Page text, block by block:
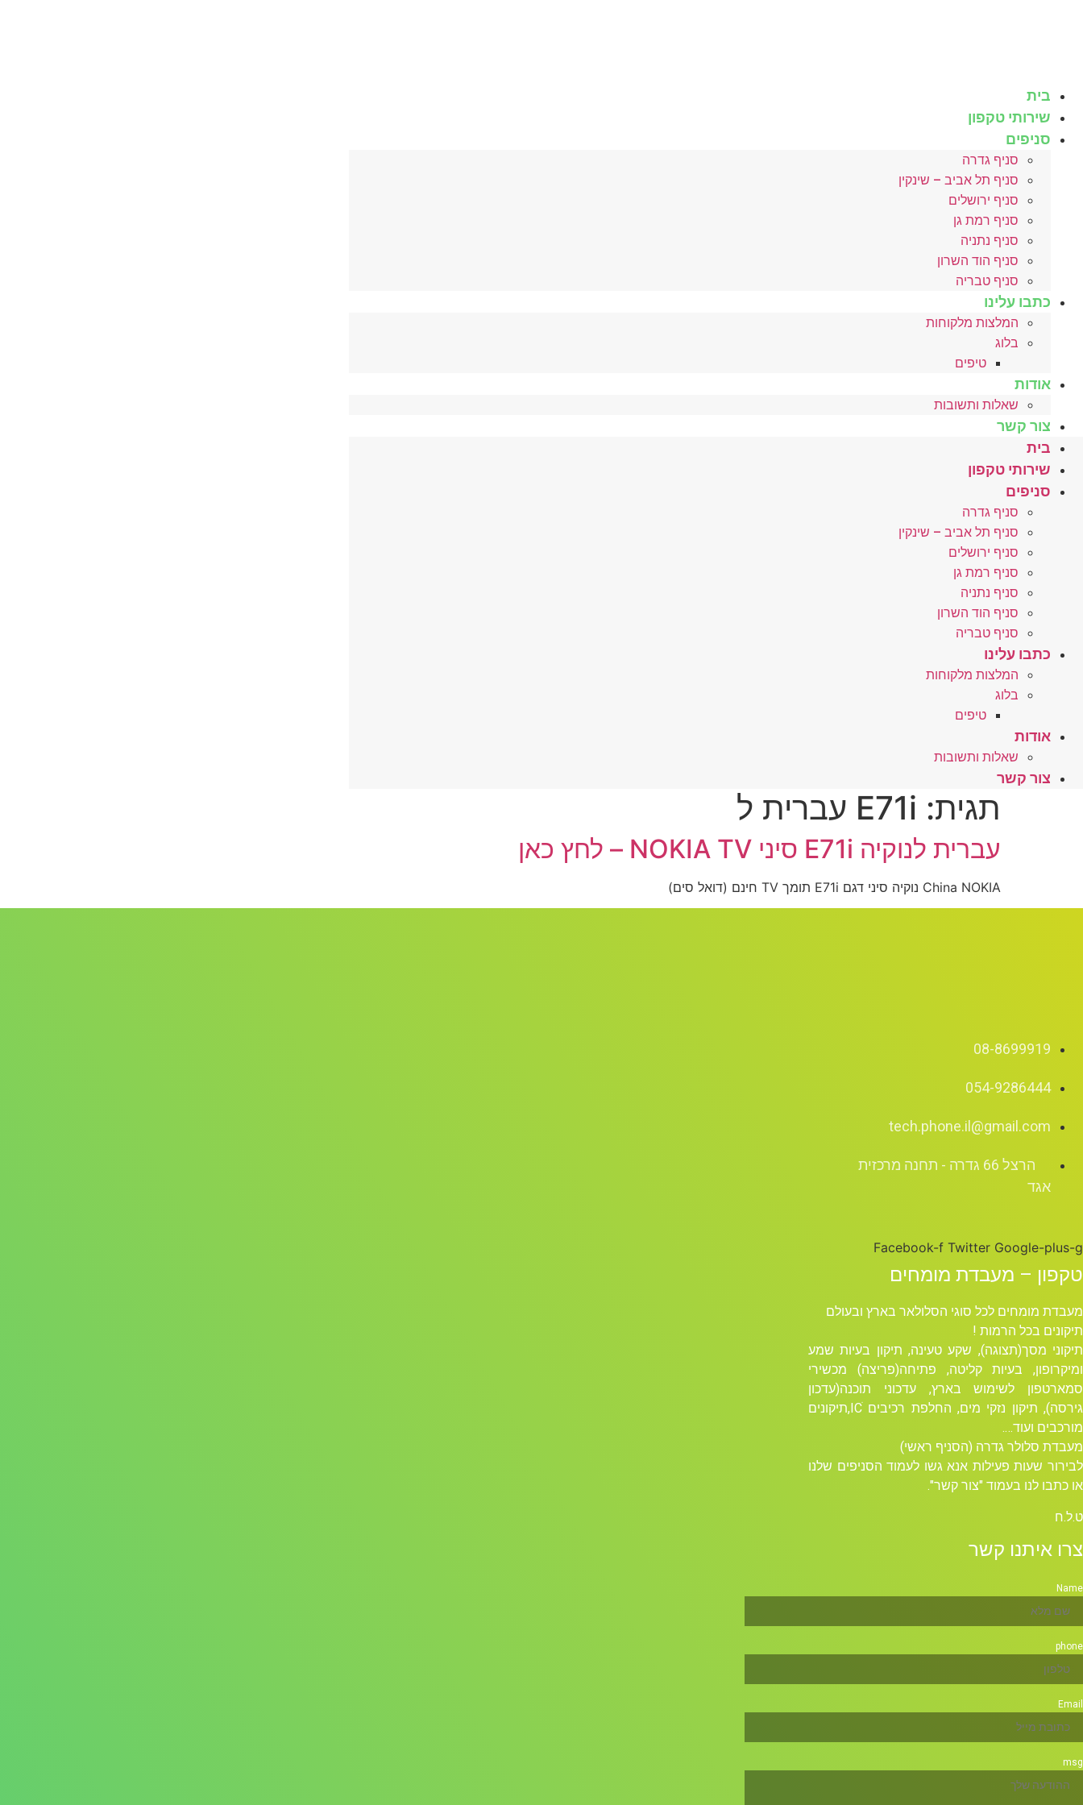
בית
שירותי טקפון
סניפים
סניף גדרה
סניף תל אביב – שינקין
סניף ירושלים
סניף רמת גן
סניף נתניה
סניף הוד השרון
סניף טבריה
כתבו עלינו
המלצות מלקוחות
בלוג
טיפים
אודות
שאלות ותשובות
צור קשר
בית
שירותי טקפון
סניפים
סניף גדרה
סניף תל אביב – שינקין
סניף ירושלים
סניף רמת גן
סניף נתניה
סניף הוד השרון
סניף טבריה
כתבו עלינו
המלצות מלקוחות
בלוג
טיפים
אודות
שאלות ותשובות
צור קשר
תגית: E71i עברית ל
עברית לנוקיה E71i סיני NOKIA TV – לחץ כאן
China NOKIA נוקיה סיני דגם E71i תומך TV חינם (דואל סים)
08-8699919
054-9286444
tech.phone.il@gmail.com
הרצל 66 גדרה - תחנה מרכזית
אגד
Facebook-f Twitter Google-plus-g
טקפון – מעבדת מומחים
מעבדת מומחים לכל סוגי הסלולאר בארץ ובעולם
תיקונים בכל הרמות !
תיקוני מסך(תצוגה), שקע טעינה, תיקון בעיות שמע
ומיקרופון, בעיות קליטה, פתיחה(פריצה) מכשירי
סמארטפון לשימוש בארץ, עדכוני תוכנה(עדכון
גירסה), תיקון נזקי מים, החלפת רכיבים ICׁ,תיקונים
מורכבים ועוד….
מעבדת סלולר גדרה (הסניף ראשי)
לבירור שעות פעילות אנא גשו לעמוד הסניפים שלנו
או כתבו לנו בעמוד "צור קשר".
ט.ל.ח
צרו איתנו קשר
Name
phone
Email
msg